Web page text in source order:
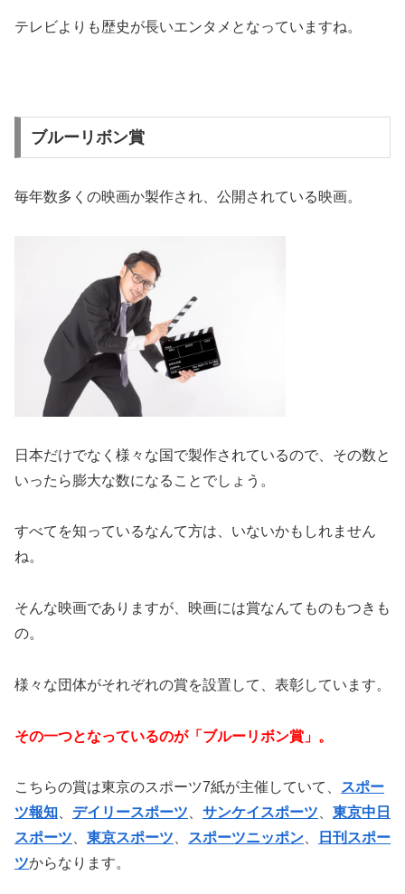
テレビよりも歴史が長いエンタメとなっていますね。
ブルーリボン賞
毎年数多くの映画か製作され、公開されている映画。
日本だけでなく様々な国で製作されているので、その数と
いったら膨大な数になることでしょう。
すべてを知っているなんて方は、いないかもしれません
ね。
そんな映画でありますが、映画には賞なんてものもつきも
の。
様々な団体がそれぞれの賞を設置して、表彰しています。
その一つとなっているのが「ブルーリボン賞」。
こちらの賞は東京のスポーツ7紙が主催していて、 スポー
ツ報知 、 デイリースポーツ、 サンケイスポーツ、 東京中日
スポーツ、 東京スポーツ、 スポーツニッポン、
日刊スポー
ツからなります。